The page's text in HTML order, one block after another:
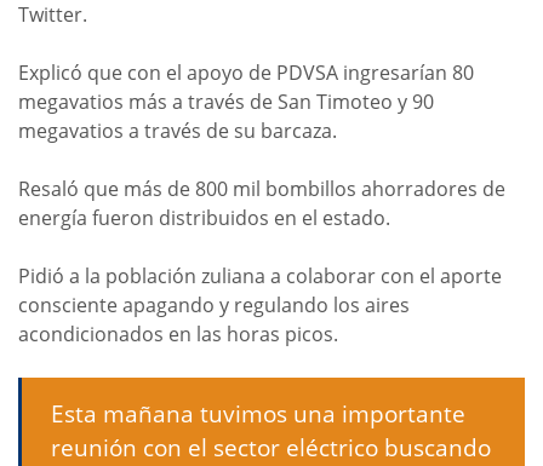
Twitter.
Explicó que con el apoyo de PDVSA ingresarían 80
megavatios más a través de San Timoteo y 90
megavatios a través de su barcaza.
Resaló que más de 800 mil bombillos ahorradores de
energía fueron distribuidos en el estado.
Pidió a la población zuliana a colaborar con el aporte
consciente apagando y regulando los aires
acondicionados en las horas picos.
Esta mañana tuvimos una importante
reunión con el sector eléctrico buscando